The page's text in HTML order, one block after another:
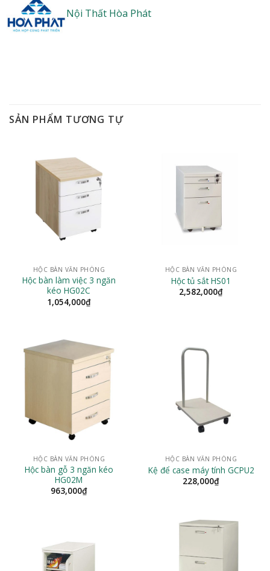
Nội Thất Hòa Phát
SẢN PHẨM TƯƠNG TỰ
HỘC BÀN VĂN PHÒNG
Hộc bàn làm việc 3 ngăn
kéo HG02C
1,054,000₫
HỘC BÀN VĂN PHÒNG
Hộc tủ sắt HS01
2,582,000₫
HỘC BÀN VĂN PHÒNG
Hộc bàn gỗ 3 ngăn kéo
HG02M
963,000₫
HỘC BÀN VĂN PHÒNG
Kệ để case máy tính GCPU2
228,000₫